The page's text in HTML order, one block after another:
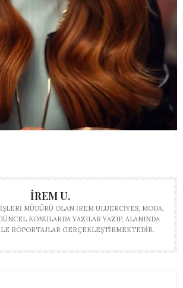
İREM U.
MÜDÜRÜ OLAN İREM ULUERCIYES, MODA,
KONULARDA YAZILAR YAZIP, ALANINDA
RÖPORTAJLAR GERÇEKLEŞTIRMEKTEDIR.